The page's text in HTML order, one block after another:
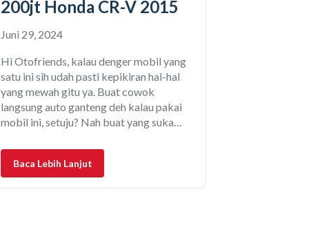
200jt Honda CR-V 2015
Juni 29, 2024
Hi Otofriends, kalau denger mobil yang
satu ini sih udah pasti kepikiran hal-hal
yang mewah gitu ya. Buat cowok
langsung auto ganteng deh kalau pakai
mobil ini, setuju? Nah buat yang suka
udah bisa dapetin mobil ini dengan harga
yang cukup terjangkau loh, bahkan sudah
Baca Lebih Lanjut